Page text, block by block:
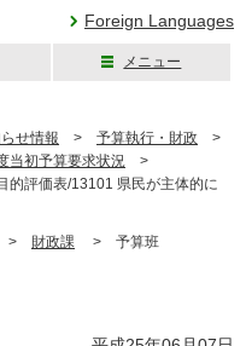
Foreign Languages
メニュー
せ情報 > 予算執行・財政 >
当初予算要求状況 >
評価表/13101 県民が主体的に
> 財政課 > 予算班